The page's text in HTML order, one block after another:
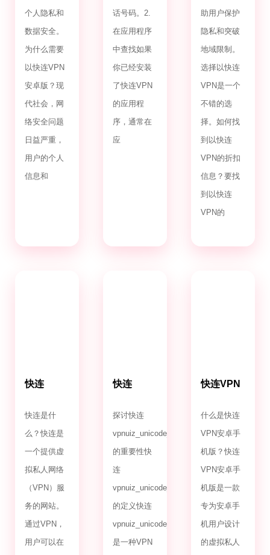
个人隐私和
数据安全。
为什么需要
以快连VPN
安卓版？现
代社会，网
络安全问题
日益严重，
用户的个人
信息和
话号码。2.
在应用程序
中查找如果
你已经安装
了快连VPN
的应用程
序，通常在
应
助用户保护
隐私和突破
地域限制。
选择以快连
VPN是一个
不错的选
择。如何找
到以快连
VPN的折扣
信息？要找
到以快连
VPN的
快连
快连是什
么？快连是
一个提供虚
拟私人网络
（VPN）服
务的网站。
通过VPN，
用户可以在
快连
探讨快连
vpnuiz_unicode_2.0
的重要性快
连
vpnuiz_unicode_2.0
的定义快连
vpnuiz_unicode_2.0
是一种VPN
快连VPN
版
什么是快连
VPN安卓手
机版？快连
VPN安卓手
机版是一款
专为安卓手
机用户设计
的虚拟私人